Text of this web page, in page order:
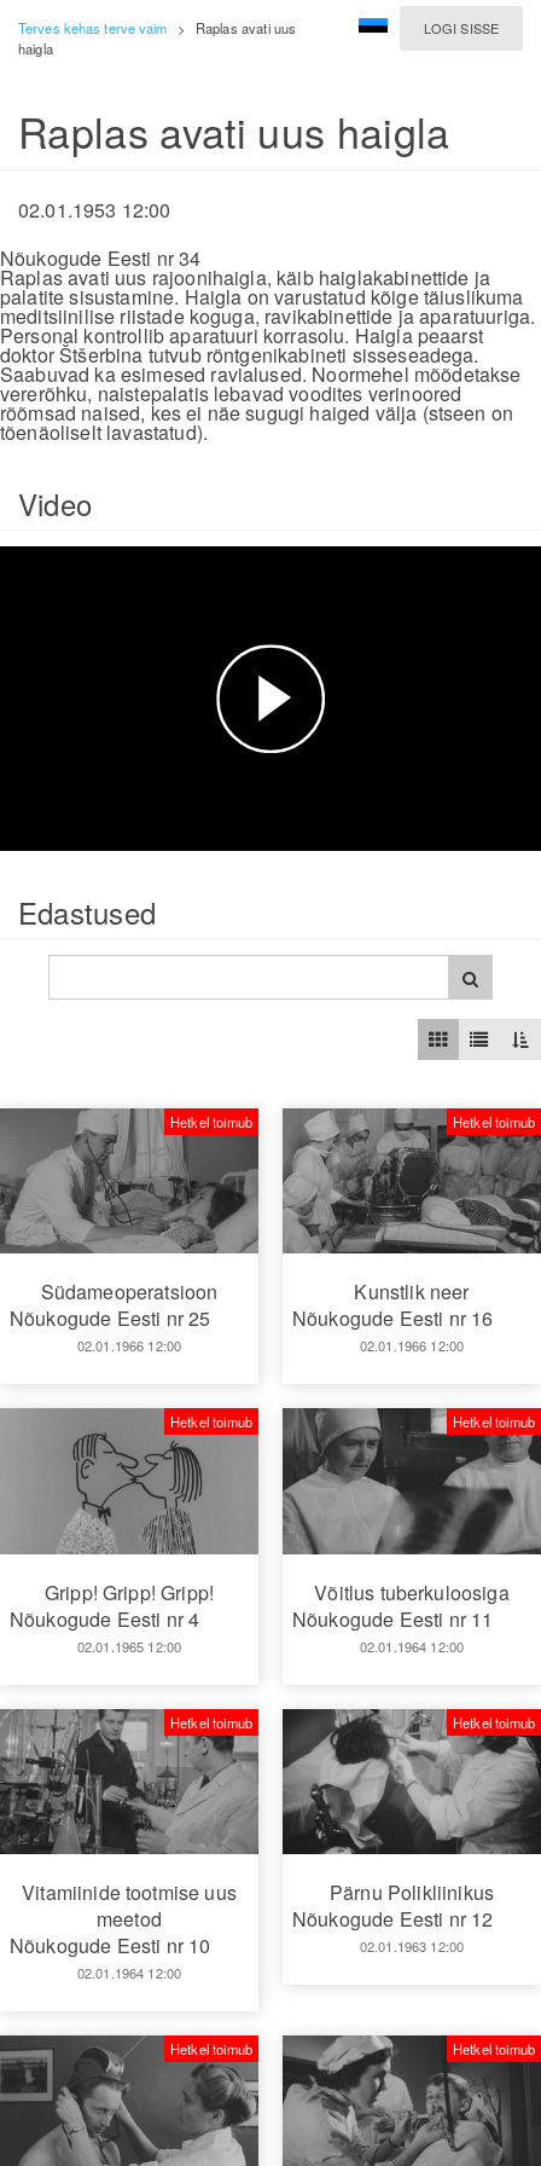
LOGI SISSE
Terves kehas terve vaim >
Raplas avati uus
haigla
Raplas avati uus haigla
02.01.1953 12:00
Nõukogude Eesti nr 34
Raplas avati uus rajoonihaigla, käib haiglakabinettide ja
palatite sisustamine. Haigla on varustatud kõige täiuslikuma
meditsiinilise riistade koguga, ravikabinettide ja aparatuuriga.
Personal kontrollib aparatuuri korrasolu. Haigla peaarst
doktor Štšerbina tutvub röntgenikabineti sisseseadega.
Saabuvad ka esimesed ravialused. Noormehel mõõdetakse
vererõhku, naistepalatis lebavad voodites verinoored
rõõmsad naised, kes ei näe sugugi haiged välja (stseen on
tõenäoliselt lavastatud).
Video
Esita
Edastused
Südameoperatsioon
Nõukogude Eesti nr 25
02.01.1966 12:00
Hetkel toimub
Kunstlik neer
Nõukogude Eesti nr 16
02.01.1966 12:00
Hetkel toimub
Gripp! Gripp! Gripp!
Nõukogude Eesti nr 4
02.01.1965 12:00
Hetkel toimub
Võitlus tuberkuloosiga
Nõukogude Eesti nr 11
02.01.1964 12:00
Hetkel toimub
Vitamiinide tootmise uus
meetod
Nõukogude Eesti nr 10
02.01.1964 12:00
Hetkel toimub
Pärnu Polikliinikus
Nõukogude Eesti nr 12
02.01.1963 12:00
Hetkel toimub
Hetkel toimub Hetkel toimub